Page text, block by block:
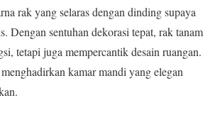
rak yang selaras dengan dinding supaya
Dengan sentuhan dekorasi tepat, rak tanam
tetapi juga mempercantik desain ruangan.
kamar mandi yang elegan